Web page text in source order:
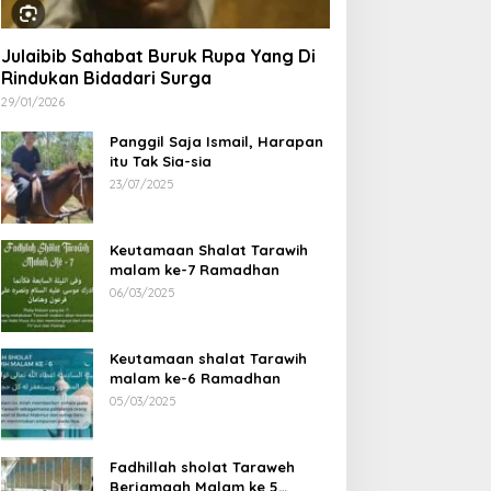
Legends Bengkulu
Tour Fun Football
Di Kerinci Dan
DiIpuh
67 Kabupaten Bengkulu
Utara
Julaibib Sahabat Buruk Rupa Yang Di
Rindukan Bidadari Surga
29/01/2026
Panggil Saja Ismail, Harapan
itu Tak Sia-sia
23/07/2025
Keutamaan Shalat Tarawih
malam ke-7 Ramadhan
06/03/2025
Keutamaan shalat Tarawih
malam ke-6 Ramadhan
05/03/2025
Fadhillah sholat Taraweh
Berjamaah Malam ke 5